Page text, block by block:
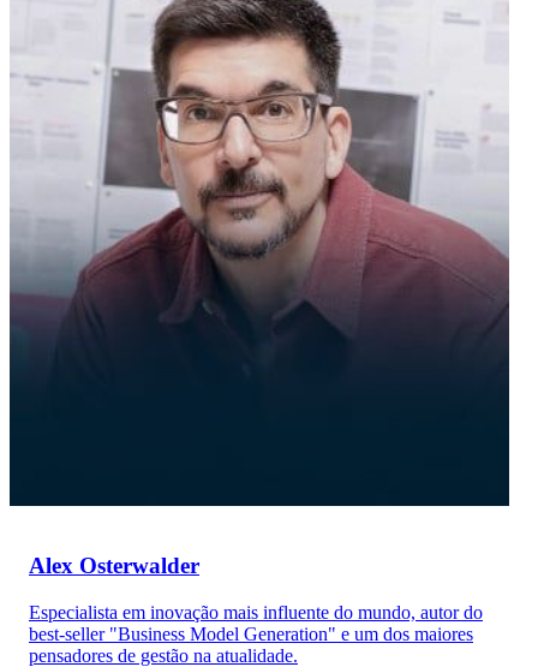
Alex Osterwalder
Especialista em inovação mais influente do mundo, autor do
best-seller "Business Model Generation" e um dos maiores
pensadores de gestão na atualidade.